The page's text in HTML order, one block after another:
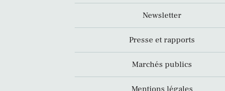
Newsletter
Presse et rapports
Marchés publics